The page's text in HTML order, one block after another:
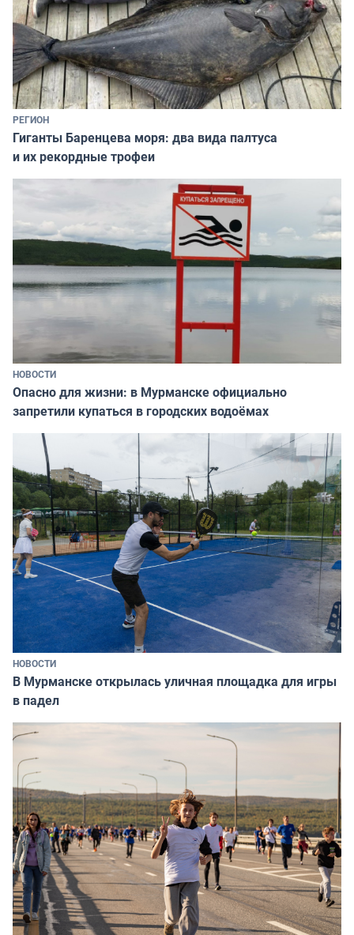
РЕГИОН
Гиганты Баренцева моря: два вида палтуса
и их рекордные трофеи
НОВОСТИ
Опасно для жизни: в Мурманске официально
запретили купаться в городских водоёмах
НОВОСТИ
В Мурманске открылась уличная площадка для игры
в падел